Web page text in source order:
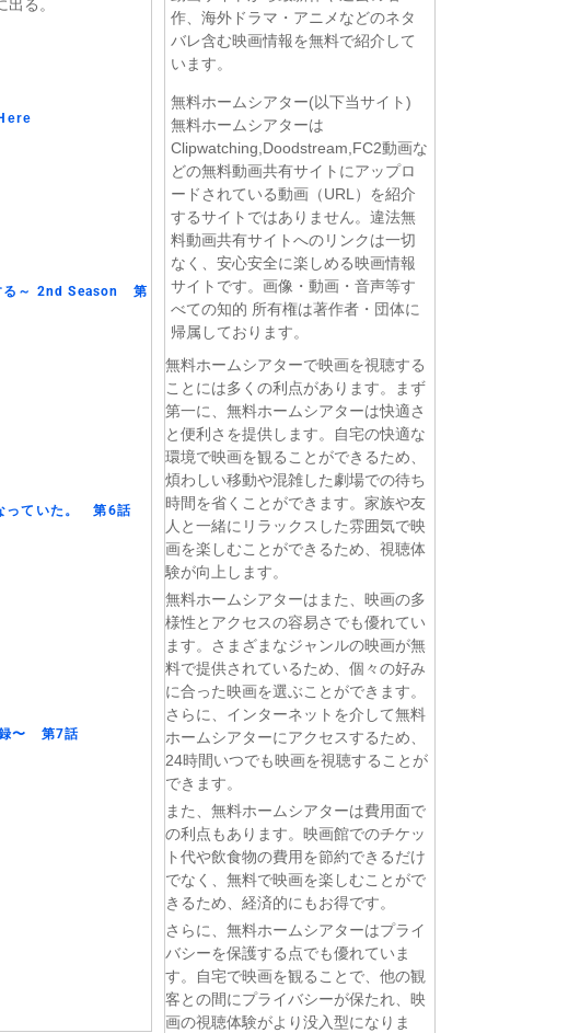
る。
る～ 2nd Season 第
っていた。 第6話
録〜 第7話
作、海外ドラマ・アニメなどのネタ
バレ含む映画情報を無料で紹介して
います。
無料ホームシアター(以下当サイト)
無料ホームシアターは
Clipwatching,Doodstream,FC2動画な
どの無料動画共有サイトにアップロ
ードされている動画（URL）を紹介
するサイトではありません。違法無
料動画共有サイトへのリンクは一切
なく、安心安全に楽しめる映画情報
サイトです。画像・動画・音声等す
べての知的 所有権は著作者・団体に
帰属しております。
無料ホームシアターで映画を視聴する
ことには多くの利点があります。まず
第一に、無料ホームシアターは快適さ
と便利さを提供します。自宅の快適な
環境で映画を観ることができるため、
煩わしい移動や混雑した劇場での待ち
時間を省くことができます。家族や友
人と一緒にリラックスした雰囲気で映
画を楽しむことができるため、視聴体
験が向上します。
無料ホームシアターはまた、映画の多
様性とアクセスの容易さでも優れてい
ます。さまざまなジャンルの映画が無
料で提供されているため、個々の好み
に合った映画を選ぶことができます。
さらに、インターネットを介して無料
ホームシアターにアクセスするため、
24時間いつでも映画を視聴することが
できます。
また、無料ホームシアターは費用面で
の利点もあります。映画館でのチケッ
ト代や飲食物の費用を節約できるだけ
でなく、無料で映画を楽しむことがで
きるため、経済的にもお得です。
さらに、無料ホームシアターはプライ
バシーを保護する点でも優れていま
す。自宅で映画を観ることで、他の観
客との間にプライバシーが保たれ、映
画の視聴体験がより没入型になりま